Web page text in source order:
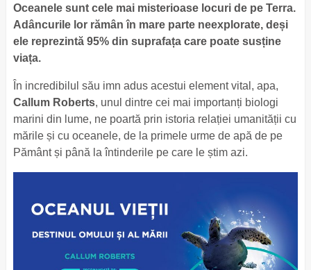
Oceanele sunt cele mai misterioase locuri de pe Terra.
Adâncurile lor rămân în mare parte neexplorate, deși
ele reprezintă 95% din suprafața care poate susține
viața.
În incredibilul său imn adus acestui element vital, apa,
Callum Roberts, unul dintre cei mai importanți biologi
marini din lume, ne poartă prin istoria relației umanității cu
mările și cu oceanele, de la primele urme de apă de pe
Pământ și până la întinderile pe care le știm azi.